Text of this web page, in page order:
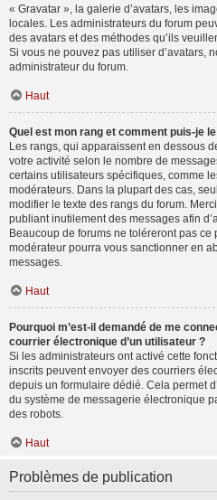
« Gravatar », la galerie d’avatars, les
locales. Les administrateurs du forum
des avatars et des méthodes qu’ils
Si vous ne pouvez pas utiliser d’avatars,
administrateur du forum.
Haut
Quel est mon rang et comment puis-je
Les rangs, qui apparaissent en dessous
votre activité selon le nombre de
certains utilisateurs spécifiques, comme
modérateurs. Dans la plupart des cas,
modifier le texte des rangs du forum.
publiant inutilement des messages afin
Beaucoup de forums ne toléreront pas
modérateur pourra vous sanctionner en
messages.
Haut
Pourquoi m’est-il demandé de me
courrier électronique d’un utilisateur ?
Si les administrateurs ont activé cette
inscrits peuvent envoyer des courriers
depuis un formulaire dédié. Cela permet
du système de messagerie électronique
des robots.
Haut
Problèmes de publication